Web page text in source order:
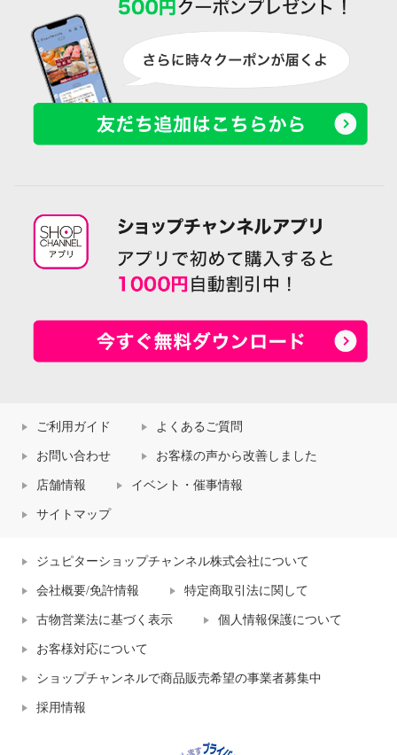
ご利用ガイド よくあるご質問
お問い合わせ お客様の声から改善しました
店舗情報 イベント・催事情報
サイトマップ
ジュピターショップチャンネル株式会社について
会社概要/免許情報 特定商取引法に関して
古物営業法に基づく表示 個人情報保護について
お客様対応について
ショップチャンネルで商品販売希望の事業者募集中
採用情報